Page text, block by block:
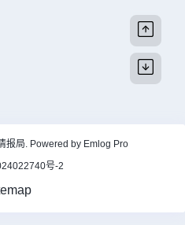
报局. Powered by Emlog Pro
号-2